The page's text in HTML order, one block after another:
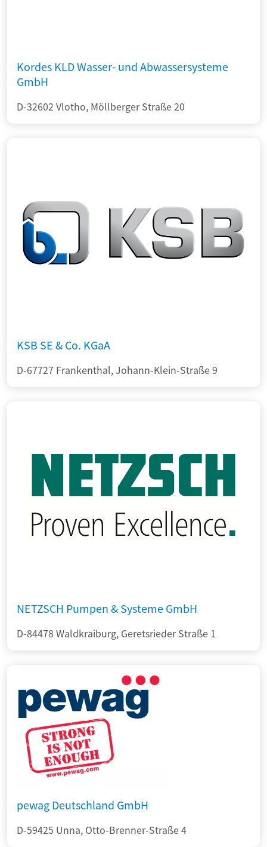
Kordes KLD Wasser- und Abwassersysteme
GmbH
D-32602 Vlotho, Möllberger Straße 20
KSB SE & Co. KGaA
D-67727 Frankenthal, Johann-Klein-Straße 9
NETZSCH Pumpen & Systeme GmbH
D-84478 Waldkraiburg, Geretsrieder Straße 1
pewag Deutschland GmbH
D-59425 Unna, Otto-Brenner-Straße 4